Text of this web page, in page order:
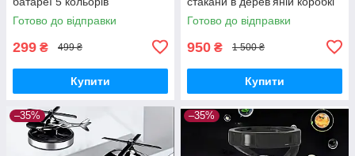
Готово до відправки
299 ₴ 499 ₴
Купити
Готово до відправки
950 ₴ 1 500 ₴
Купити
–35% –35%